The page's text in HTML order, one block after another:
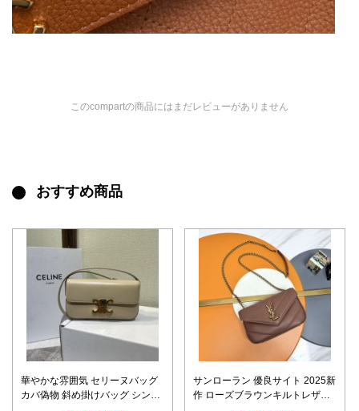
このcompartの商品にはまだレビューがありません
おすすめ商品
華やかな雰囲気 セリーヌバッグ
カバ偽物 斜め掛けバッグ シンプ
サンローラン 優良サイト 2025新
作 ローズブラウンキルトレザー